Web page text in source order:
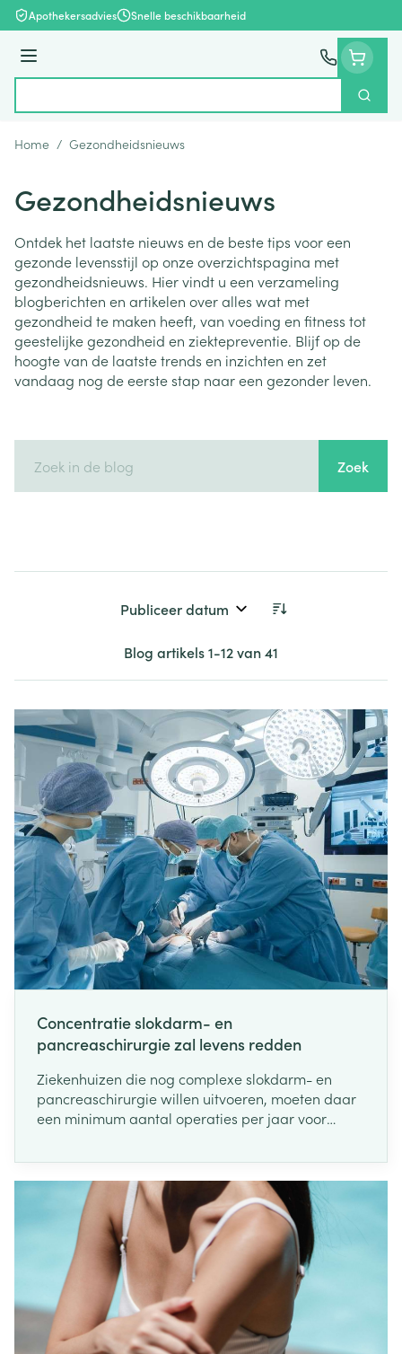
Ga naar de inhoud
Apothekersadvies Snelle beschikbaarheid
Menu
Zoek
Home / Gezondheidsnieuws
Gezondheidsnieuws
Ontdek het laatste nieuws en de beste tips voor een
gezonde levensstijl op onze overzichtspagina met
gezondheidsnieuws. Hier vindt u een verzameling
blogberichten en artikelen over alles wat met
gezondheid te maken heeft, van voeding en fitness tot
geestelijke gezondheid en ziektepreventie. Blijf op de
hoogte van de laatste trends en inzichten en zet
vandaag nog de eerste stap naar een gezonder leven.
Zoek
Blog artikels1-12van41
Concentratie slokdarm- en
pancreaschirurgie zal levens redden
Ziekenhuizen die nog complexe slokdarm- en
pancreaschirurgie willen uitvoeren, moeten daar
een minimum aantal operaties per jaar voor
Maggie De Block beslist. "De feiten spreken voor
zich: hoe meer expertise een ziekenhuis heeft met
de behandeling van slokdarm- of
pancreaskanker, hoe meer kans een patiënt heeft
op een succesvolle behandeling", aldus minister
De Block. "Met deze maatregel zullen we levens
redden."